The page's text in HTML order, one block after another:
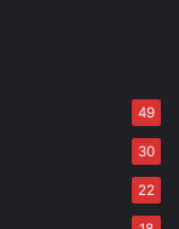
49
30
22